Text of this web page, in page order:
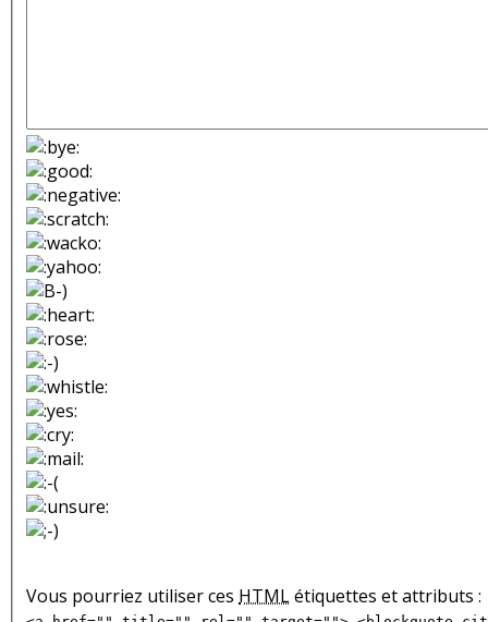
Vous pourriez utiliser ces HTMLétiquettes et attributs :